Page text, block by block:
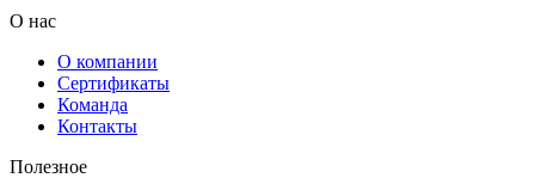
О нас
О компании
Сертификаты
Команда
Контакты
Полезное